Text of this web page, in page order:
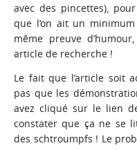
avec des pincettes),
que l’on ait un
même preuve
article de recherche !
Le fait que l’article soit
pas que les
avez cliqué sur le lien
constater que ça ne se
des schtroumpfs ! Le